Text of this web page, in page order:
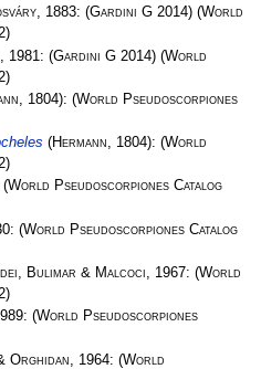
, 1883: (Gardini G 2014) (World
, 1981: (Gardini G 2014) (World
, 1804): (World Pseudoscorpiones
(Hermann, 1804): (World
(World Pseudoscorpiones Catalog
(World Pseudoscorpiones Catalog
Bulimar & Malcoci, 1967: (World
(World Pseudoscorpiones
Orghidan , 1964: (World